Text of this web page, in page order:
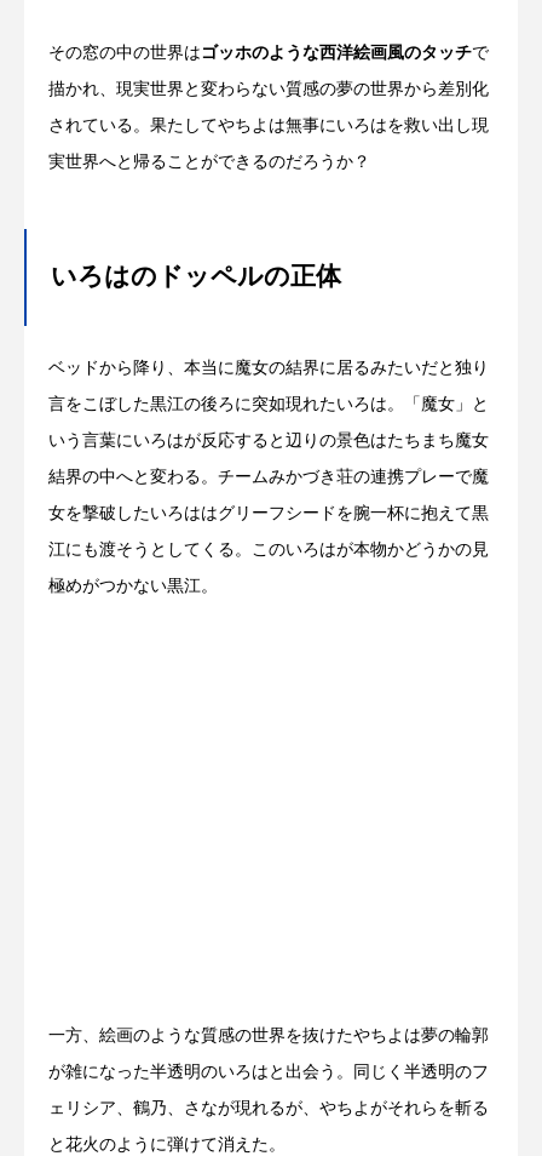
その窓の中の世界はゴッホのような西洋絵画風のタッチで
描かれ、現実世界と変わらない質感の夢の世界から差別化
されている。果たしてやちよは無事にいろはを救い出し現
実世界へと帰ることができるのだろうか？
いろはのドッペルの正体
ベッドから降り、本当に魔女の結界に居るみたいだと独り
言をこぼした黒江の後ろに突如現れたいろは。「魔女」と
いう言葉にいろはが反応すると辺りの景色はたちまち魔女
結界の中へと変わる。チームみかづき荘の連携プレーで魔
女を撃破したいろははグリーフシードを腕一杯に抱えて黒
江にも渡そうとしてくる。このいろはが本物かどうかの見
極めがつかない黒江。
一方、絵画のような質感の世界を抜けたやちよは夢の輪郭
が雑になった半透明のいろはと出会う。同じく半透明のフ
ェリシア、鶴乃、さなが現れるが、やちよがそれらを斬る
と花火のように弾けて消えた。